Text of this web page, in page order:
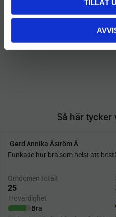
TILLÅT
Activa Rondell 19" Svart
90kr
Lägg
Så här tycker